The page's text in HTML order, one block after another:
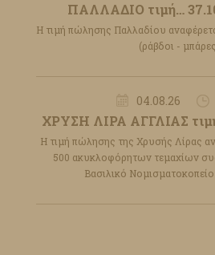
ΠΑΛΛΑΔΙΟ τιμή…
Η τιμή πώλησης Παλλαδίου
(ράβδοι -
04.08.26
ΧΡΥΣΗ ΛΙΡΑ ΑΓΓΛΙΑΣ
Η τιμή πώλησης της Χρυσής Λίρας
500 ακυκλοφόρητων τεμαχίων
Βασιλικό Νομισματοκοπείο